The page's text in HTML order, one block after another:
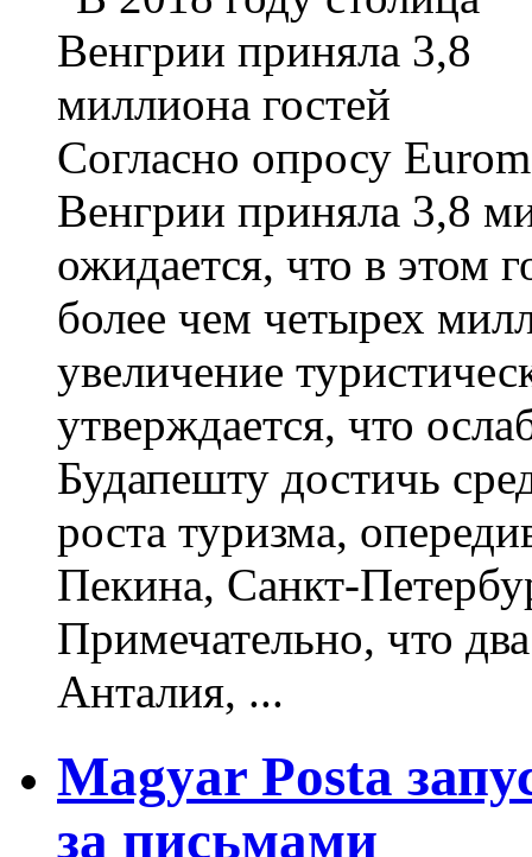
Согласно опросу
Венгрии приняла 3,8
ожидается, что в этом
более чем четырех
увеличение
утверждается, что
Будапешту достичь
роста туризма,
Пекина, Санкт-
Примечательно, что
Анталия, ...
Magyar Posta
за письмами